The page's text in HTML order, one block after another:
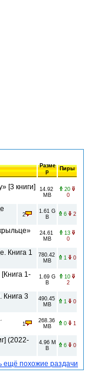
Разме
р
Пиры
[3 книги]
14.92
MB
20
0
2
1.61 G
B
6 2
24.61
MB
13
0
Книга 1
780.42
MB
1 0
1-
1.69 G
B
10
2
Книга 3
490.45
MB
1 0
1
268.36
MB
0 1
(2022-
4.96 M
B
6 0
ещё похожие раздачи